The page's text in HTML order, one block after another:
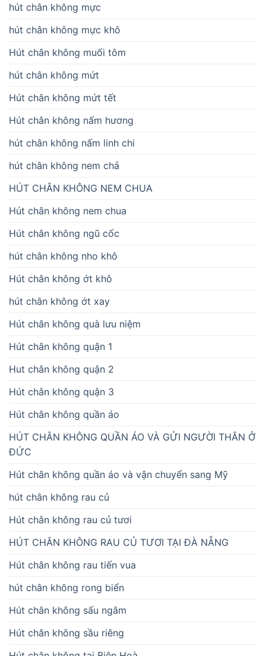
hút chân không mực
hút chân không mực khô
Hút chân không muối tôm
hút chân không mứt
Hút chân không mứt tết
Hút chân không nấm hương
hút chân không nấm linh chi
hút chân không nem chả
HÚT CHÂN KHÔNG NEM CHUA
Hút chân không nem chua
Hút chân không ngũ cốc
hút chân không nho khô
Hút chân không ớt khô
hút chân không ớt xay
Hút chân không quà lưu niệm
Hút chân không quận 1
Hut chân không quận 2
Hút chân không quận 3
Hút chân không quần áo
HÚT CHÂN KHÔNG QUẦN ÁO VÀ GỬI NGƯỜI THÂN Ở
ĐỨC
Hút chân không quần áo và vận chuyển sang Mỹ
hút chân không rau củ
Hút chân không rau củ tươi
HÚT CHÂN KHÔNG RAU CỦ TƯƠI TẠI ĐÀ NẴNG
Hút chân không rau tiến vua
hút chân không rong biển
Hút chân không sấu ngâm
Hút chân không sầu riêng